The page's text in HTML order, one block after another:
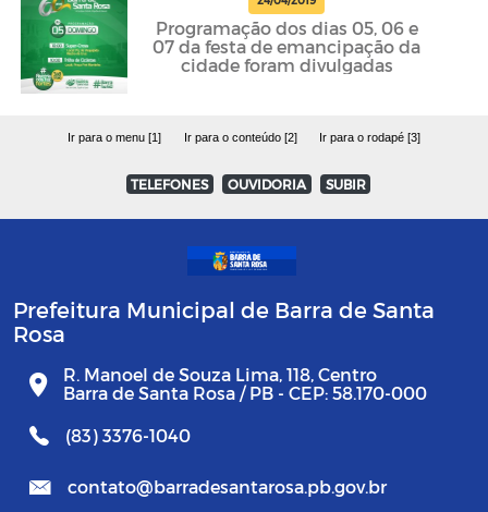
Programação dos dias 05, 06 e
07 da festa de emancipação da
cidade foram divulgadas
Ir para o menu [1] Ir para o conteúdo [2] Ir para o rodapé [3]
TELEFONES OUVIDORIA SUBIR
Prefeitura Municipal de Barra de Santa
Rosa
R. Manoel de Souza Lima, 118, Centro
Barra de Santa Rosa / PB - CEP: 58.170-000
(83) 3376-1040
contato@barradesantarosa.pb.gov.br